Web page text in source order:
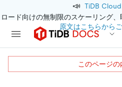
📣 TiDB
ード向けの無制限のスケーリング
原文はこちらから
このページの